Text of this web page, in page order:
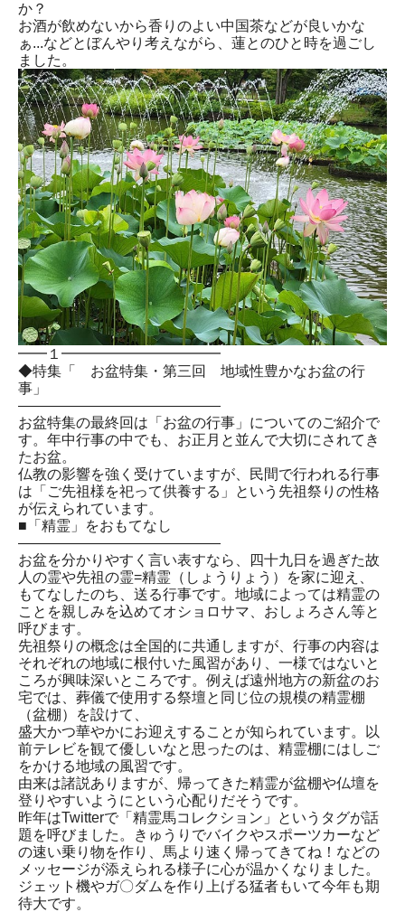
か？
お酒が飲めないから香りのよい中国茶などが良いかな
ぁ...などとぼんやり考えながら、蓮とのひと時を過ごし
ました。
━━１━━━━━━━━━━━
◆特集「 お盆特集・第三回 地域性豊かなお盆の行
事」
――――――――――――――
お盆特集の最終回は「お盆の行事」についてのご紹介で
す。年中行事の中でも、お正月と並んで大切にされてき
たお盆。
仏教の影響を強く受けていますが、民間で行われる行事
は「ご先祖様を祀って供養する」という先祖祭りの性格
が伝えられています。
■「精霊」をおもてなし
――――――――――――――
お盆を分かりやすく言い表すなら、四十九日を過ぎた故
人の霊や先祖の霊=精霊（しょうりょう）を家に迎え、
もてなしたのち、送る行事です。地域によっては精霊の
ことを親しみを込めてオショロサマ、おしょろさん等と
呼びます。
先祖祭りの概念は全国的に共通しますが、行事の内容は
それぞれの地域に根付いた風習があり、一様ではないと
ころが興味深いところです。例えば遠州地方の新盆のお
宅では、葬儀で使用する祭壇と同じ位の規模の精霊棚
（盆棚）を設けて、
盛大かつ華やかにお迎えすることが知られています。以
前テレビを観て優しいなと思ったのは、精霊棚にはしご
をかける地域の風習です。
由来は諸説ありますが、帰ってきた精霊が盆棚や仏壇を
登りやすいようにという心配りだそうです。
昨年はTwitterで「精霊馬コレクション」というタグが話
題を呼びました。きゅうりでバイクやスポーツカーなど
の速い乗り物を作り、馬より速く帰ってきてね！などの
メッセージが添えられる様子に心が温かくなりました。
ジェット機やガ〇ダムを作り上げる猛者もいて今年も期
待大です。